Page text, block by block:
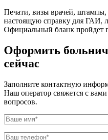
Печати, визы врачей,
настоящую справку для ГАИ,
Официальный бланк пройдет
Оформить
сейчас
Заполните контактную
Наш оператор свяжется с
вопросов.